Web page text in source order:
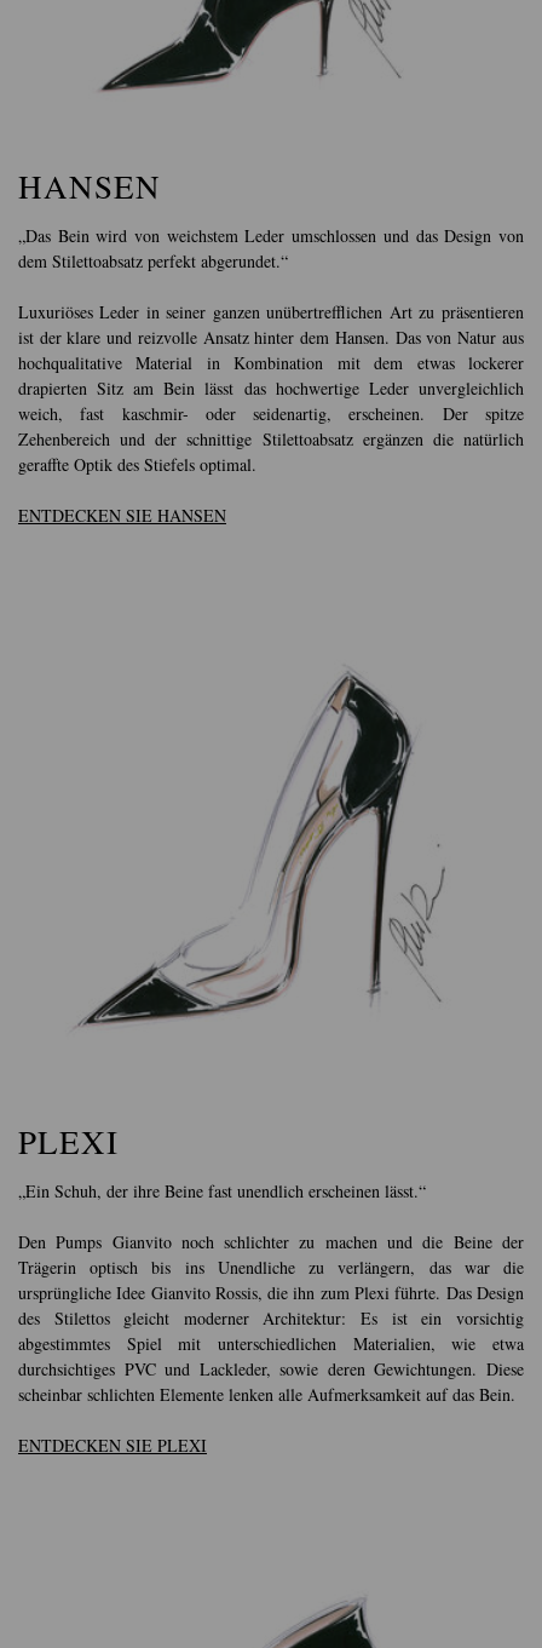
HANSEN
„Das Bein wird von weichstem Leder umschlossen und das Design von
dem Stilettoabsatz perfekt abgerundet.“
Luxuriöses Leder in seiner ganzen unübertrefflichen Art zu präsentieren
ist der klare und reizvolle Ansatz hinter dem Hansen. Das von Natur aus
hochqualitative Material in Kombination mit dem etwas lockerer
drapierten Sitz am Bein lässt das hochwertige Leder unvergleichlich
weich, fast kaschmir- oder seidenartig, erscheinen. Der spitze
Zehenbereich und der schnittige Stilettoabsatz ergänzen die natürlich
geraffte Optik des Stiefels optimal.
ENTDECKEN SIE HANSEN
PLEXI
„Ein Schuh, der ihre Beine fast unendlich erscheinen lässt.“
Den Pumps Gianvito noch schlichter zu machen und die Beine der
Trägerin optisch bis ins Unendliche zu verlängern, das war die
ursprüngliche Idee Gianvito Rossis, die ihn zum Plexi führte. Das Design
des Stilettos gleicht moderner Architektur: Es ist ein vorsichtig
abgestimmtes Spiel mit unterschiedlichen Materialien, wie etwa
durchsichtiges PVC und Lackleder, sowie deren Gewichtungen. Diese
scheinbar schlichten Elemente lenken alle Aufmerksamkeit auf das Bein.
ENTDECKEN SIE PLEXI